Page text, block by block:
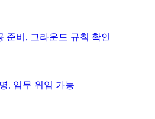
준비, 그라운드 규칙 확인
, 임무 위임 가능